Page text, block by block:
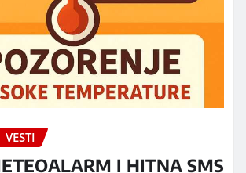
VESTI
I HITNA SMS